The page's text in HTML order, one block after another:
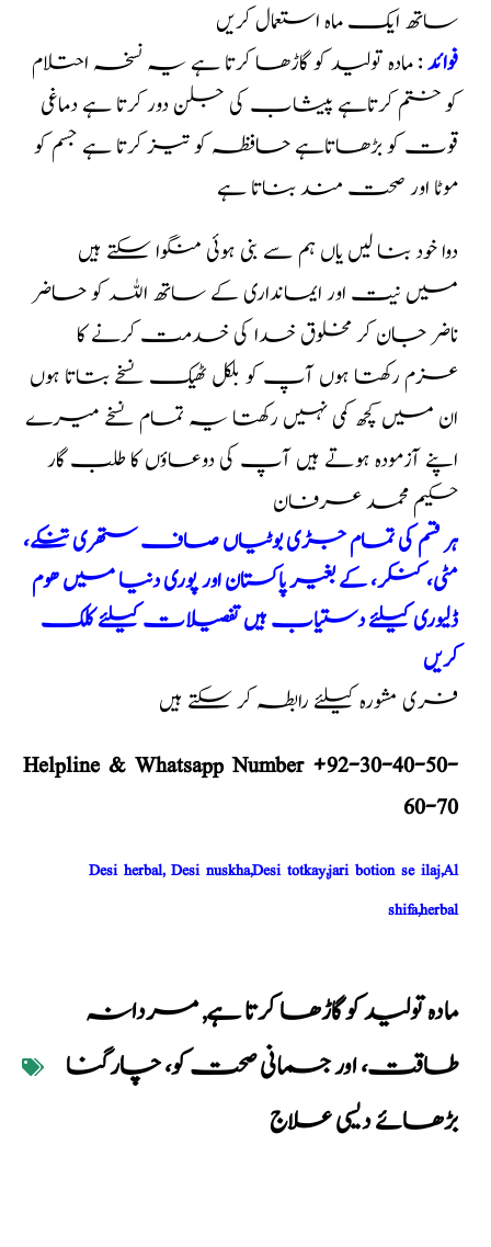
ساتھ ایک ماہ استعمال کریں
فوائد: مادہ تولید کو گاڑھا کرتا ہے یہ نسخہ احتلام
کو ختم کرتاہے پیشاب کی جلن دور کرتا ہے دماغی
قوت کو بڑھاتاہے حافظہ کو تیز کرتا ہے جسم کو
موٹا اور صحت مند بناتا ہے
دوا خود بنا لیں یاں ہم سے بنی ہوئی منگوا سکتے ہیں
میں نیت اور ایمانداری کے ساتھ اللہ کو حاضر
ناضر جان کر مخلوق خدا کی خدمت کرنے کا
عزم رکھتا ہوں آپ کو بلکل ٹھیک نسخے بتاتا ہوں
ان میں کچھ کمی نہیں رکھتا یہ تمام نسخے میرے
اپنے آزمودہ ہوتے ہیں آپ کی دوعاؤں کا طلب گار
حکیم محمد عرفان
ہر قسم کی تمام جڑی بوٹیاں صاف ستھری تنکے،
مٹی، کنکر، کے بغیر پاکستان اور پوری دنیا میں ھوم
ڈلیوری کیلئے دستیاب ہیں تفصیلات کیلئے کلک
کریں
فری مشورہ کیلئے رابطہ کر سکتے ہیں
Helpline & Whatsapp Number +92-30-40-50-
60-70
Desi herbal, Desi nuskha,Desi totkay,jari botion se ilaj,Al
shifa,herbal
مادہ تولید کو گاڑھا کرتا ہے,مردانہ
طاقت، اور جسمانی صحت کو، چارگنا
بڑھائے دیسی علاج